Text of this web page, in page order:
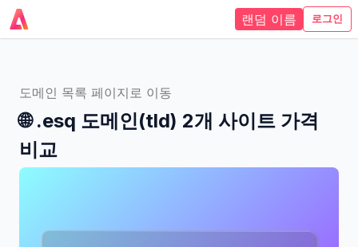
랜덤 이름 로그인
도메인 목록 페이지로 이동
🌐.esq 도메인(tld) 2개 사이트 가격
비교